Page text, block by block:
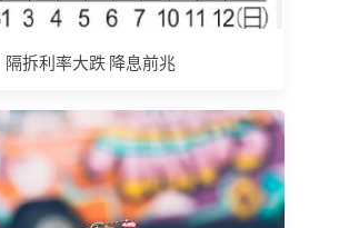
隔拆利率大跌 降息前兆